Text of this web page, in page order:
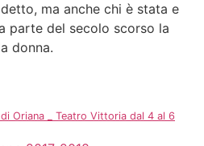
ma anche chi è stata e
parte del secolo scorso la
donna.
Oriana _ Teatro Vittoria dal 4 al 6